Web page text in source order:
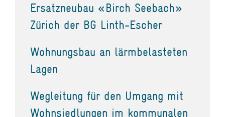
Ersatzneubau «Birch Seebach»
Zürich der BG Linth-Escher
Wohnungsbau an lärmbelasteten
Lagen
Wegleitung für den Umgang mit
Wohnsiedlungen im kommunalen